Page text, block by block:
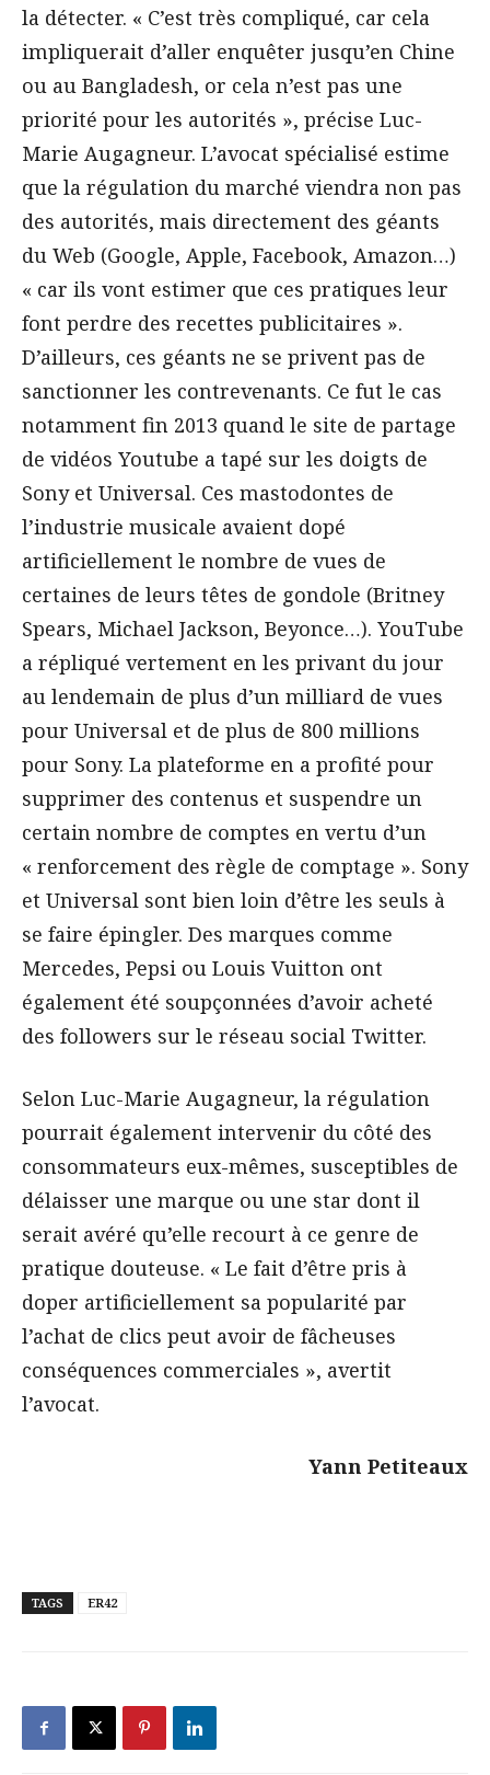
la détecter. « C’est très compliqué, car cela
impliquerait d’aller enquêter jusqu’en Chine
ou au Bangladesh, or cela n’est pas une
priorité pour les autorités », précise Luc-
Marie Augagneur. L’avocat spécialisé estime
que la régulation du marché viendra non pas
des autorités, mais directement des géants
du Web (Google, Apple, Facebook, Amazon…)
« car ils vont estimer que ces pratiques leur
font perdre des recettes publicitaires ».
D’ailleurs, ces géants ne se privent pas de
sanctionner les contrevenants. Ce fut le cas
notamment fin 2013 quand le site de partage
de vidéos Youtube a tapé sur les doigts de
Sony et Universal. Ces mastodontes de
l’industrie musicale avaient dopé
artificiellement le nombre de vues de
certaines de leurs têtes de gondole (Britney
Spears, Michael Jackson, Beyonce…). YouTube
a répliqué vertement en les privant du jour
au lendemain de plus d’un milliard de vues
pour Universal et de plus de 800 millions
pour Sony. La plateforme en a profité pour
supprimer des contenus et suspendre un
certain nombre de comptes en vertu d’un
« renforcement des règle de comptage ». Sony
et Universal sont bien loin d’être les seuls à
se faire épingler. Des marques comme
Mercedes, Pepsi ou Louis Vuitton ont
également été soupçonnées d’avoir acheté
des followers sur le réseau social Twitter.
Selon Luc-Marie Augagneur, la régulation
pourrait également intervenir du côté des
consommateurs eux-mêmes, susceptibles de
délaisser une marque ou une star dont il
serait avéré qu’elle recourt à ce genre de
pratique douteuse. « Le fait d’être pris à
doper artificiellement sa popularité par
l’achat de clics peut avoir de fâcheuses
conséquences commerciales », avertit
l’avocat.
Yann Petiteaux
TAGS ER42